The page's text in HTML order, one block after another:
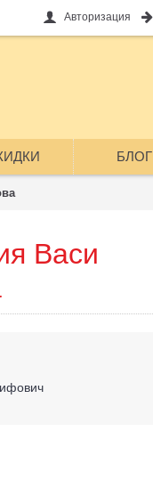
Авторизация
БЛОГ
Васи